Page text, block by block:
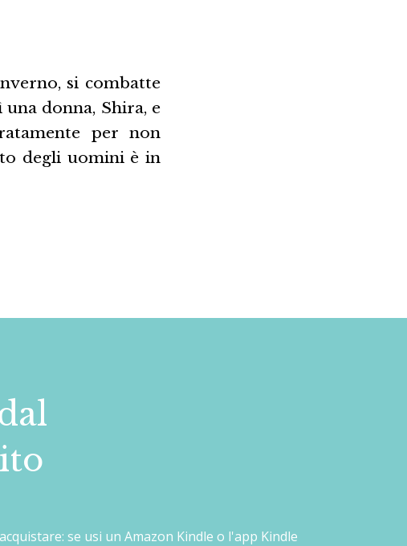
si combatte
donna, Shira, e
per non
degli uomini è in
se usi un Amazon Kindle o l'app Kindle